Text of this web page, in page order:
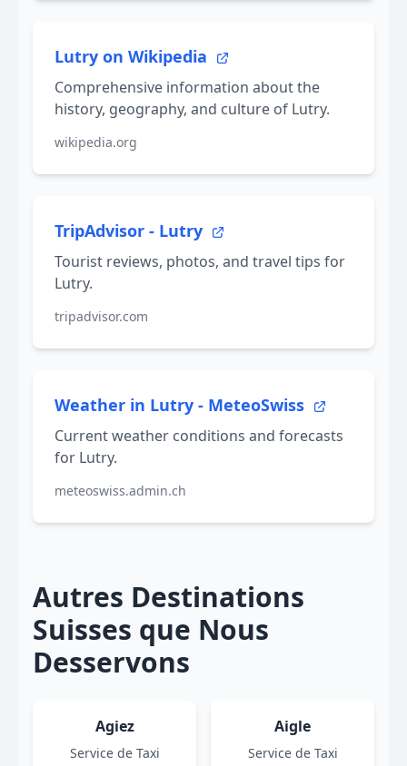
Lutry on Wikipedia
Comprehensive information about the
history, geography, and culture of Lutry.
wikipedia.org
TripAdvisor - Lutry
Tourist reviews, photos, and travel tips for
Lutry.
tripadvisor.com
Weather in Lutry - MeteoSwiss
Current weather conditions and forecasts
for Lutry.
meteoswiss.admin.ch
Autres Destinations
Suisses que Nous
Desservons
Agiez
Service de Taxi
Aigle
Service de Taxi